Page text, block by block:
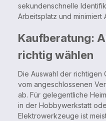
sekundenschnelle
Arbeitsplatz und minimiert
Kaufberatung:
richtig wählen
Die Auswahl der richtigen
vom angeschlossenen
ab. Für gelegentliche
in der Hobbywerkstatt
Elektrowerkzeuge ist